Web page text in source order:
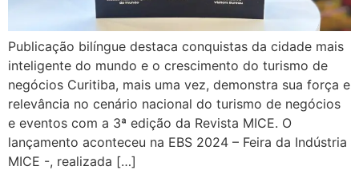
Publicação bilíngue destaca conquistas da cidade mais
inteligente do mundo e o crescimento do turismo de
negócios Curitiba, mais uma vez, demonstra sua força e
relevância no cenário nacional do turismo de negócios
e eventos com a 3ª edição da Revista MICE. O
lançamento aconteceu na EBS 2024 – Feira da Indústria
MICE -, realizada […]